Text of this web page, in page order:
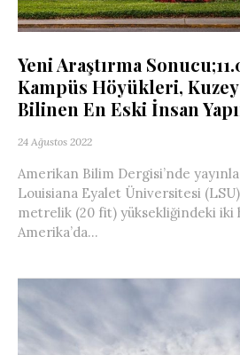
Yeni Araştırma
Kampüs Höyükleri, Kuzey
Bilinen En Eski İnsan
24 Ağustos 2022
Amerikan Bilim Dergisi’nde
Louisiana Eyalet Üniversitesi
metrelik (20 fit) yüksekliğindeki iki
Amerika’da...